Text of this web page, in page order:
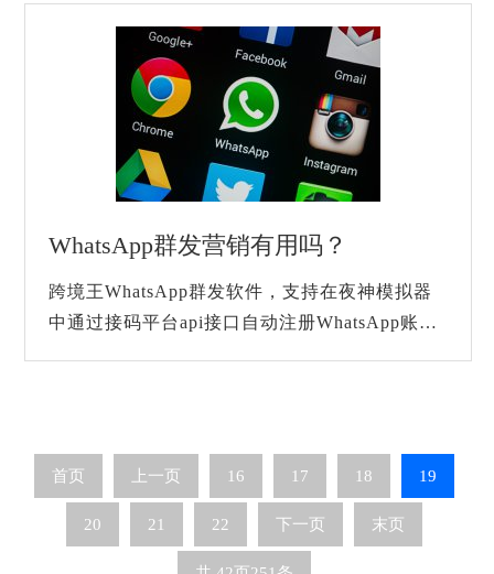
WhatsApp群发营销有用吗？
跨境王WhatsApp群发软件，支持在夜神模拟器
中通过接码平台api接口自动注册WhatsApp账
首页 上一页 16 17 18 19
20 21 22 下一页 末页